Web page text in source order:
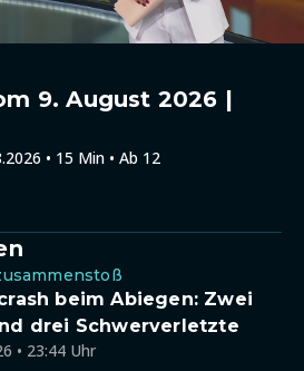
9. August 2026 |
• 15 Min • Ab 12
beim Abiegen: Zwei
drei Schwerverletzte
• 23:44 Uhr